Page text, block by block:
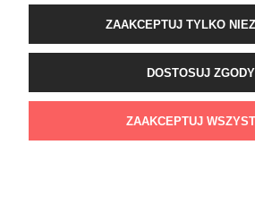
Sklep internetowy PNOS | Ożarowska 40/42, 05-
ZAAKCEPTUJ TYLKO
DOSTOSUJ ZGODY
ZAAKCEPTUJ